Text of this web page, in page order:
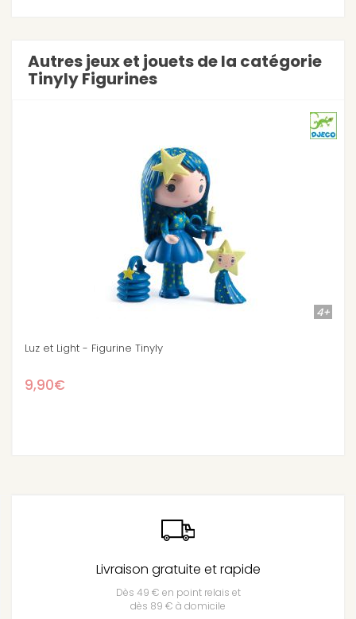
Autres jeux et jouets de la catégorie
Tinyly Figurines
Berry et Lila la fraise - Figurine Tinyly
Livraison gratuite et rapide
Dès 49 € en point relais et
dès 89 € à domicile